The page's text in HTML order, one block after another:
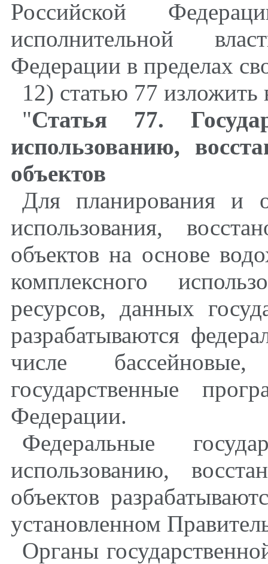
Российской
исполнительной
Федерации в пределах
12) статью 77
"Статья 77.
использованию,
объектов
Для планирования и
использования,
объектов на основе
комплексного
ресурсов, данных
разрабатываются
числе
государственные
Федерации.
Федеральные
использованию,
объектов
установленном
Органы